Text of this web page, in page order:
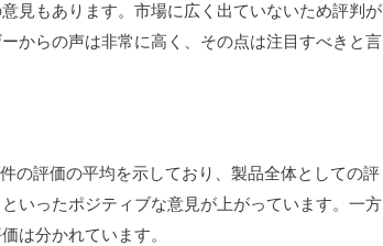
見もあります。市場に広く出ていないため評判が
からの声は非常に高く、その点は注目すべきと言
の評価の平均を示しており、製品全体としての評
いったポジティブな意見が上がっています。一方
は分かれています。